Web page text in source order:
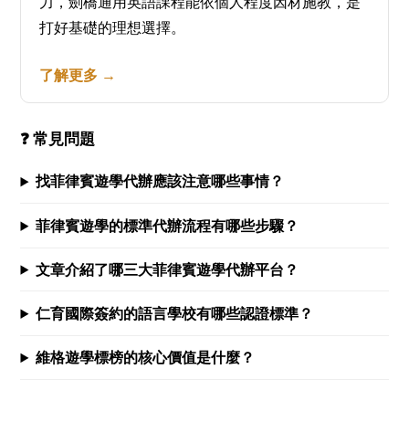
打好基礎的理想選擇。
了解更多 →
❓ 常見問題
找菲律賓遊學代辦應該注意哪些事情？
菲律賓遊學的標準代辦流程有哪些步驟？
文章介紹了哪三大菲律賓遊學代辦平台？
仁育國際簽約的語言學校有哪些認證標準？
維格遊學標榜的核心價值是什麼？